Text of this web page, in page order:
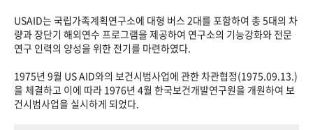
USAID는 국립가족계획연구소에 대형 버스 2대를 포함하여 총 5대의 차
량과 장단기 해외연수 프로그램을 제공하여 연구소의 기능강화와 전문
연구 인력의 양성을 위한 전기를 마련하였다.
1975년 9월 US AID와의 보건시범사업에 관한 차관협정(1975.09.13.)
을 체결하고 이에 따라 1976년 4월 한국보건개발연구원을 개원하여 보
건시범사업을 실시하게 되었다.